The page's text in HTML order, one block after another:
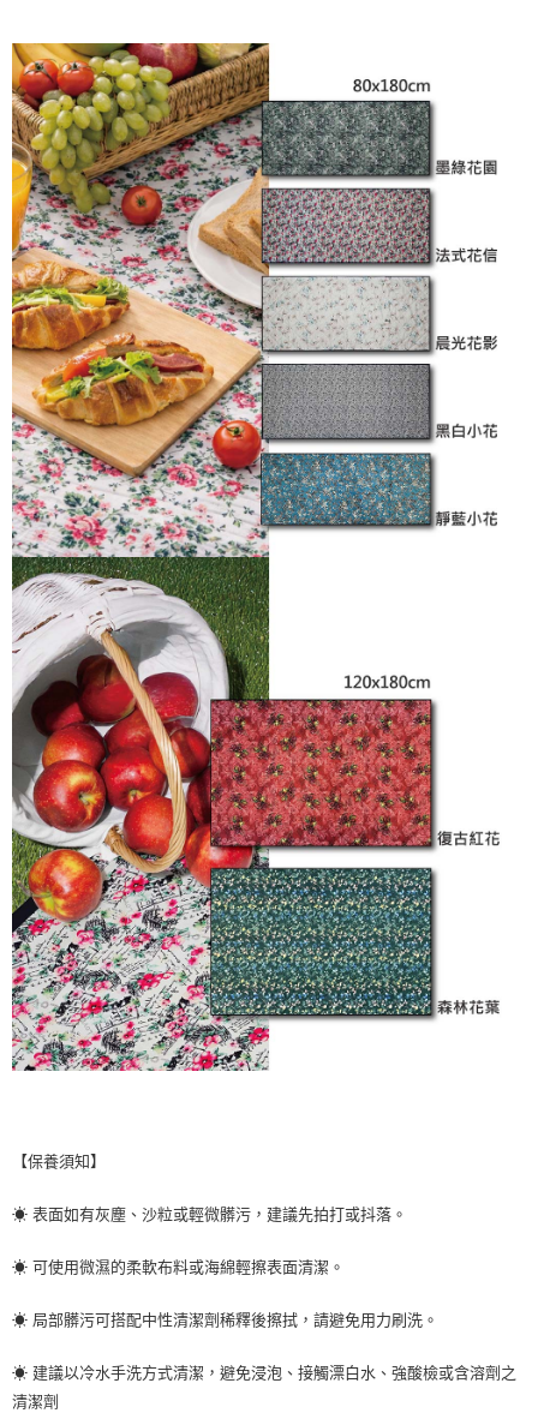
【保養須知】
☀ 表面如有灰塵、沙粒或輕微髒污，建議先拍打或抖落。
☀ 可使用微濕的柔軟布料或海綿輕擦表面清潔。
☀ 局部髒污可搭配中性清潔劑稀釋後擦拭，請避免用力刷洗。
☀ 建議以冷水手洗方式清潔，避免浸泡、接觸漂白水、強酸檢或含溶劑之
清潔劑